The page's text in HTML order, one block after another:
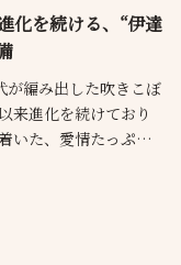
化を続ける、“伊達
が編み出した吹きこぼ
来進化を続けており
いた、愛情たっぷり